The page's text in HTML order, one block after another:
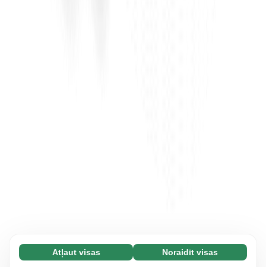
Nepieciešamās (65)
Atļaut visas Noraidīt visas